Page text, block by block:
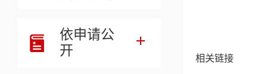
依申请公
开
相关链接